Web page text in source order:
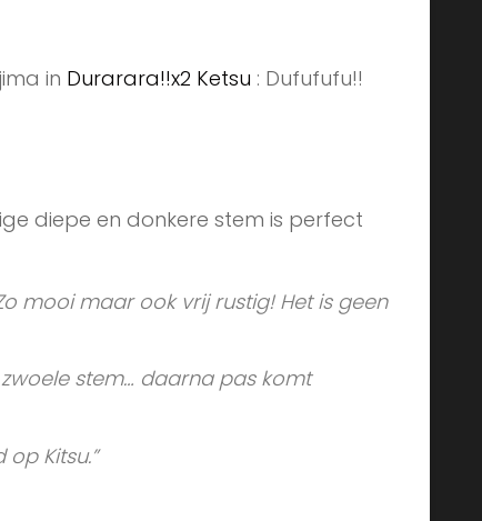
in Durarara!!x2 Ketsu : Dufufufu!!
diepe en donkere stem is perfect
mooi maar ook vrij rustig! Het is geen
stem… daarna pas komt
Kitsu.”